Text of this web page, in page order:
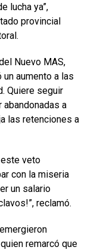
lucha ya”,
provincial
Nuevo MAS,
un aumento a las
Quiere seguir
a
las retenciones a
este veto
con la miseria
un salario
reclamó.
remarcó que